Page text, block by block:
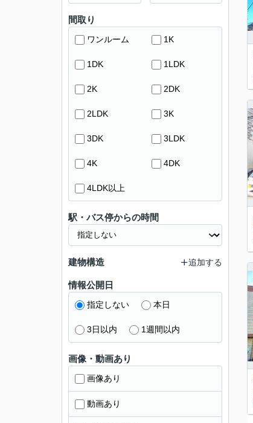
間取り
ワンルーム 1K
1DK 1LDK
2K 2DK
2LDK 3K
3DK 3LDK
4K 4DK
4LDK以上
駅・バス停からの時間
建物構造 追加する
情報公開日
指定しない 本日
3日以内 1週間以内
画像・動画あり
画像あり
動画あり